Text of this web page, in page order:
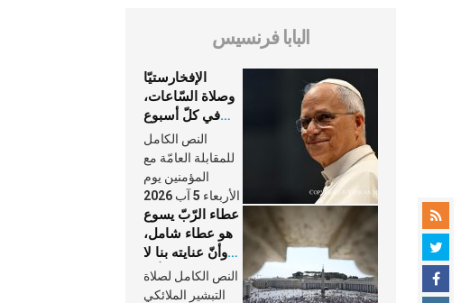
البابا فرنسيس
الإفخارستيّا
وصلاة السّاعات،
في كلّ أسبوع
وكلّ يوم، هما
النَّفَس في حياة
الكنيسة
النص الكامل
للمقابلة العامّة مع
المؤمنين يوم
الأربعاء 5 آب 2026
عطاء الرّبّ يسوع
هو عطاء شامل،
وأنّ عنايته بنا لا
تغيب عنّا أبدًا
النص الكامل لصلاة
التبشير الملائكي